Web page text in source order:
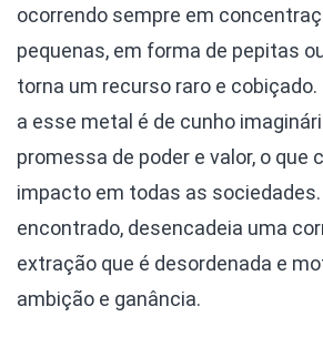
ocorrendo sempre em
pequenas, em forma de pepitas
torna um recurso raro e cobiçado.
a esse metal é de cunho
promessa de poder e valor, o que
impacto em todas as sociedades.
encontrado, desencadeia uma
extração que é desordenada e
ambição e ganância.